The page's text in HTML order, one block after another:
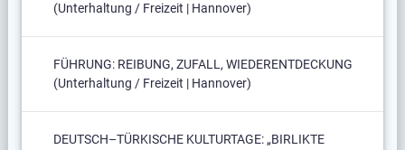
(Unterhaltung / Freizeit | Hannover)
FÜHRUNG: REIBUNG, ZUFALL, WIEDERENTDECKUNG
(Unterhaltung / Freizeit | Hannover)
DEUTSCH–TÜRKISCHE KULTURTAGE: „BIRLIKTE